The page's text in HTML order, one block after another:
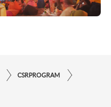
CSRPROGRAM